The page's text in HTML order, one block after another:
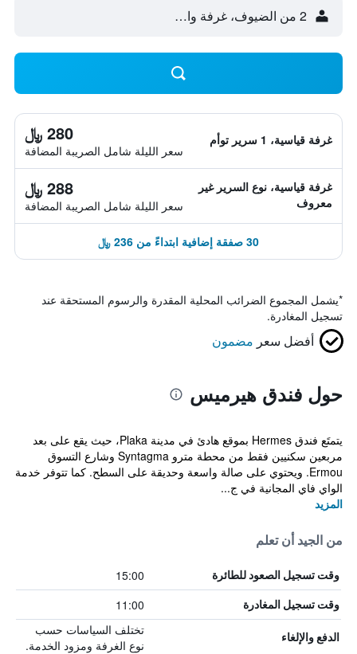
2 من الضيوف، غرفة واحدة
غرفة قياسية، 1 سرير توأم 280 ﷼
سعر الليلة شامل الصريبة المضافة
غرفة قياسية، نوع السرير غير
معروف
288 ﷼
سعر الليلة شامل الصريبة المضافة
30 صفقة إضافية ابتداءً من 236 ﷼
*يشمل المجموع الضرائب المحلية المقدرة والرسوم المستحقة عند
تسجيل المغادرة.
أفضل سعر مضمون
حول فندق هيرميس
يتمتَع فندق Hermes بموقع هادئ في مدينة Plaka، حيث يقع على بعد
مربعين سكنيين فقط من محطة مترو Syntagma وشارع التسوق
Ermou. ويحتوي على صالة واسعة وحديقة على السطح. كما تتوفر خدمة
الواي فاي المجانية في ج...
المزيد
من الجيد أن تعلم
وقت تسجيل الصعود للطائرة 15:00
وقت تسجيل المغادرة 11:00
الدفع والإلغاء
تختلف السياسات حسب
نوع الغرفة ومزود الخدمة.